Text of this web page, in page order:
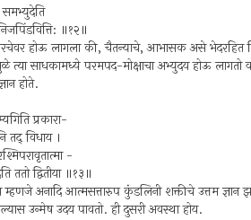
॥१२॥
होऊ लागला की, चैतन्याचे, आभासक असे
त्या साधकामध्ये परमपद-मोक्षाचा अभ्युदय होऊ लागतो
होते.
प्रकारा-
तद्‍ विधाय ।
-
ततो द्वितीया ॥१३॥
म्हणजे अनादि आत्मसत्तारुप कुंडलिनी शक्तीचे उत्तम
उन्मेष उदय पावतो. ही दुसरी अवस्था होय.